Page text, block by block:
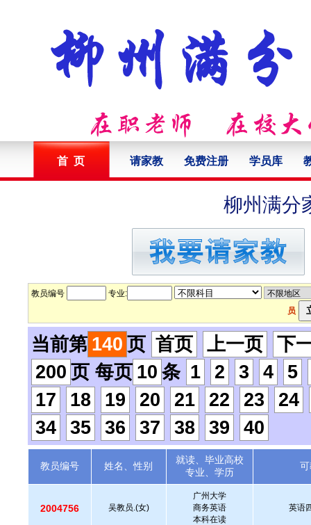
首 页 请家教 免费注册 学员库
柳州满分
教员编号
专业:
员
当前第 140 页 首页 上一页
下
200 页 每页 10 条 1 2 3 4
5
17
18 19 20 21 22 23
24
34
35 36 37 38 39 40
教员编号 姓名、性别
就读、毕业高校
专业、学历
2004756 吴教员.(女)
广州大学
商务英语
本科在读
英语